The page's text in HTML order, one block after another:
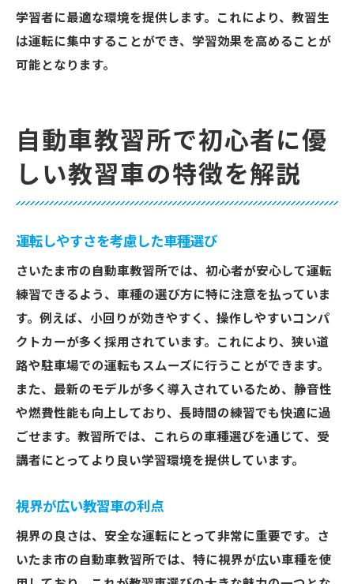
学習者に最適な環境を提供します。これにより、教習生
は運転に集中することができ、学習効果を高めることが
可能となります。
自動車教習所で初心者に優
しい教習車の特徴を解説
運転しやすさを考慮した車種選び
さいたま市の自動車教習所では、初心者が安心して運転
練習できるよう、車種の選び方に特に注意を払っていま
す。例えば、小回りが効きやすく、操作しやすいコンパ
クトカーが多く採用されています。これにより、狭い道
路や駐車場での運転もスムーズに行うことができます。
また、最新のモデルが多く導入されているため、静音性
や燃費性能も向上しており、長時間の練習でも快適に過
ごせます。教習所では、これらの車種選びを通じて、受
講者にとってより良い学習環境を提供しています。
視界が広い教習車の利点
視界の良さは、安全な運転にとって非常に重要です。さ
いたま市の自動車教習所では、特に視界が広い車種を使